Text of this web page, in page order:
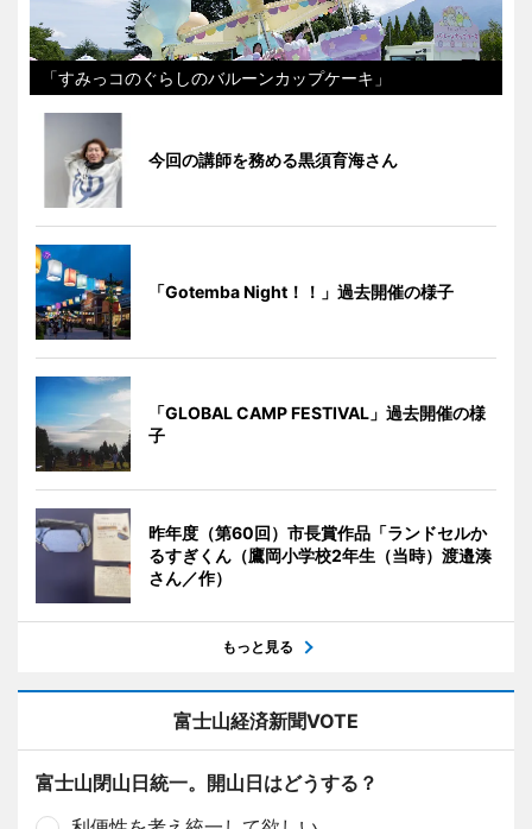
「すみっコのぐらしのバルーンカップケーキ」
今回の講師を務める黒須育海さん
「Gotemba Night！！」過去開催の様子
「GLOBAL CAMP FESTIVAL」過去開催の様
子
昨年度（第60回）市長賞作品「ランドセルか
るすぎくん（鷹岡小学校2年生（当時）渡邉湊
さん／作）
もっと見る
富士山経済新聞VOTE
富士山閉山日統一。開山日はどうする？